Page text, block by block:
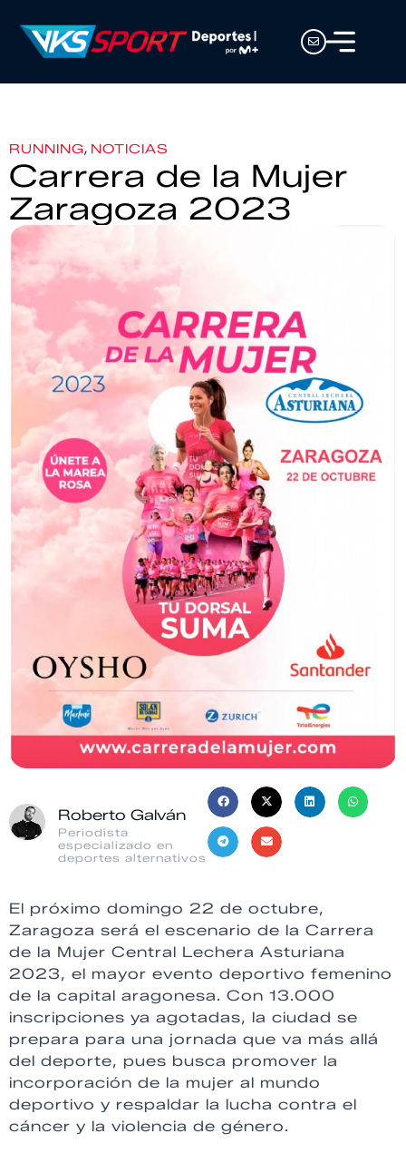
RUNNING, NOTICIAS
Carrera de la Mujer
Zaragoza 2023
Roberto Galván
Periodista
especializado en
deportes alternativos
El próximo domingo 22 de octubre,
Zaragoza será el escenario de la Carrera
de la Mujer Central Lechera Asturiana
2023, el mayor evento deportivo femenino
de la capital aragonesa. Con 13.000
inscripciones ya agotadas, la ciudad se
prepara para una jornada que va más allá
del deporte, pues busca promover la
incorporación de la mujer al mundo
deportivo y respaldar la lucha contra el
cáncer y la violencia de género.